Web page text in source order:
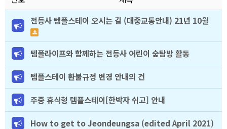
전등사 템플스테이 오시는 길 (대중교통안내) 21년 10월
템플라이프와 함께하는 전등사 어린이 숲탐방 활동
템플스테이 환불규정 변경 안내의 건
주중 휴식형 템플스테이[한박자 쉬고] 안내
How to get to Jeondeungsa (edited April 2021)